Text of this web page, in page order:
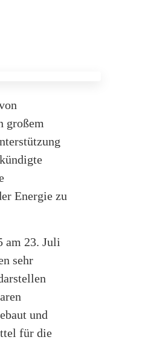
großem
Energie zu
am 23. Juli
sehr
und
für die